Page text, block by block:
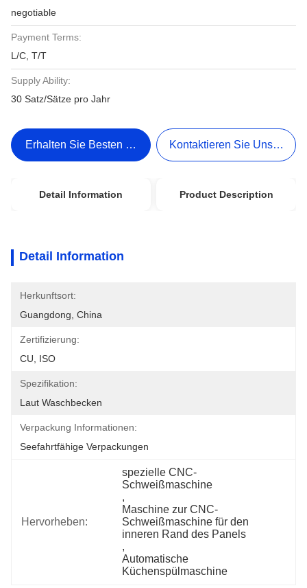
negotiable
Payment Terms:
L/C, T/T
Supply Ability:
30 Satz/Sätze pro Jahr
Erhalten Sie Besten Preis Kontaktieren Sie Uns Jetzt
Detail Information Product Description
Detail Information
Herkunftsort:
Guangdong, China
Zertifizierung:
CU, ISO
Spezifikation:
Laut Waschbecken
Verpackung Informationen:
Seefahrtfähige Verpackungen
Hervorheben:
spezielle CNC-
Schweißmaschine
,
Maschine zur CNC-
Schweißmaschine für den
inneren Rand des Panels
,
Automatische
Küchenspülmaschine